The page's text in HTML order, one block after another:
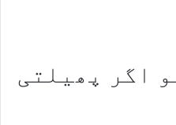
اگر پھیلتی